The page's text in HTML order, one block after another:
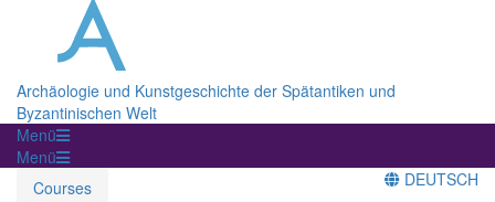
Archäologie und Kunstgeschichte der Spätantiken und
Byzantinischen Welt
Menü
Menü
Courses
DEUTSCH